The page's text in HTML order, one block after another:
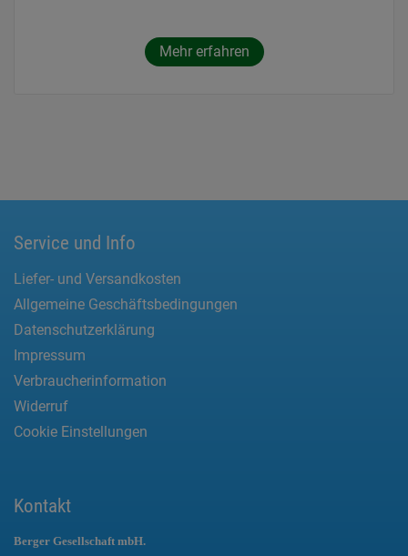
Mehr erfahren
Service und Info
Liefer- und Versandkosten
Allgemeine Geschäftsbedingungen
Datenschutzerklärung
Impressum
Verbraucherinformation
Widerruf
Cookie Einstellungen
Kontakt
Berger Gesellschaft mbH.